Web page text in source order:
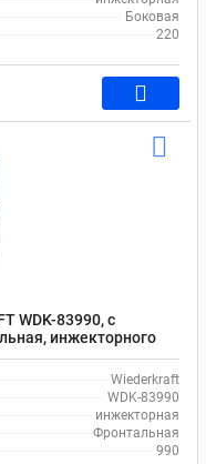
Боковая
220
WDK-83990, с
инжекторного
Wiederkraft
WDK-83990
инжекторная
Фронтальная
990